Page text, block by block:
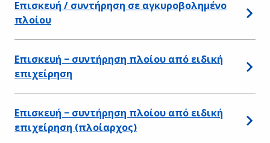
Επισκευή / συντήρηση σε αγκυροβολημένο
πλοίου
Επισκευή − συντήρηση πλοίου από ειδική
επιχείρηση
Επισκευή − συντήρηση πλοίου από ειδική
επιχείρηση (πλοίαρχος)